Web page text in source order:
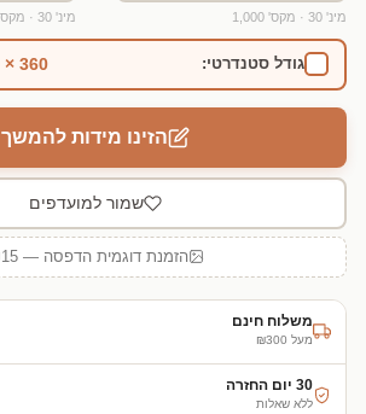
מינ' 30 · מקס' 1,000 מינ' 30 · מקס' 500
גודל סטנדרטי: 360 × 240 ס"מ — ₪799
הזינו מידות להמשך
שמור למועדפים
הזמנת דוגמית הדפסה — ₪15
משלוח חינם
מעל ₪300
30 יום החזרה
ללא שאלות